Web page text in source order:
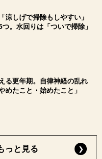
涼しげで掃除もしやすい」
。水回りは「ついで掃除」
る更年期。自律神経の乱れ
めたこと・始めたこと」
っと見る